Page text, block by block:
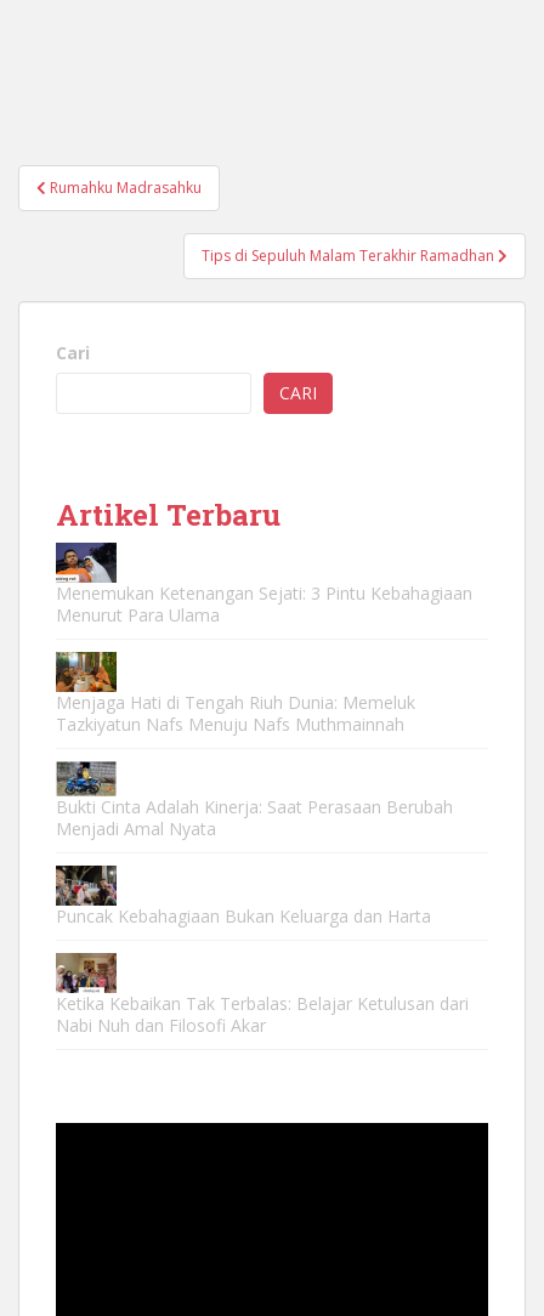
Navigasi
pos
Rumahku Madrasahku
Tips di Sepuluh Malam Terakhir Ramadhan
Cari
CARI
Artikel Terbaru
Menemukan Ketenangan Sejati: 3 Pintu Kebahagiaan
Menurut Para Ulama
Menjaga Hati di Tengah Riuh Dunia: Memeluk
Tazkiyatun Nafs Menuju Nafs Muthmainnah
Bukti Cinta Adalah Kinerja: Saat Perasaan Berubah
Menjadi Amal Nyata
Puncak Kebahagiaan Bukan Keluarga dan Harta
Ketika Kebaikan Tak Terbalas: Belajar Ketulusan dari
Nabi Nuh dan Filosofi Akar